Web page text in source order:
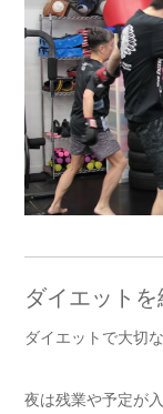
ダイエット
ダイエットで大切
夜は残業や予定が